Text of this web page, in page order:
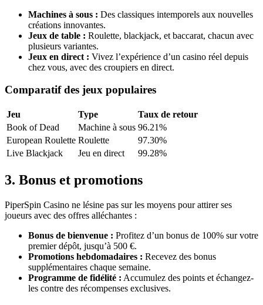
Machines à sous : Des classiques intemporels aux nouvelles
créations innovantes.
Jeux de table : Roulette, blackjack, et baccarat, chacun avec
plusieurs variantes.
Jeux en direct : Vivez l’expérience d’un casino réel depuis
chez vous, avec des croupiers en direct.
Comparatif des jeux populaires
Jeu Type
Taux de retour
Book of Dead
Machine à sous 96.21%
European Roulette Roulette
97.30%
Live Blackjack
Jeu en direct 99.28%
3. Bonus et promotions
PiperSpin Casino ne lésine pas sur les moyens pour attirer ses
joueurs avec des offres alléchantes :
Bonus de bienvenue : Profitez d’un bonus de 100% sur votre
premier dépôt, jusqu’à 500 €.
Promotions hebdomadaires : Recevez des bonus
supplémentaires chaque semaine.
Programme de fidélité : Accumulez des points et échangez-
les contre des récompenses exclusives.